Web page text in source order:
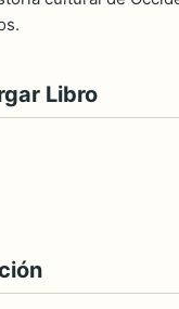
Libro